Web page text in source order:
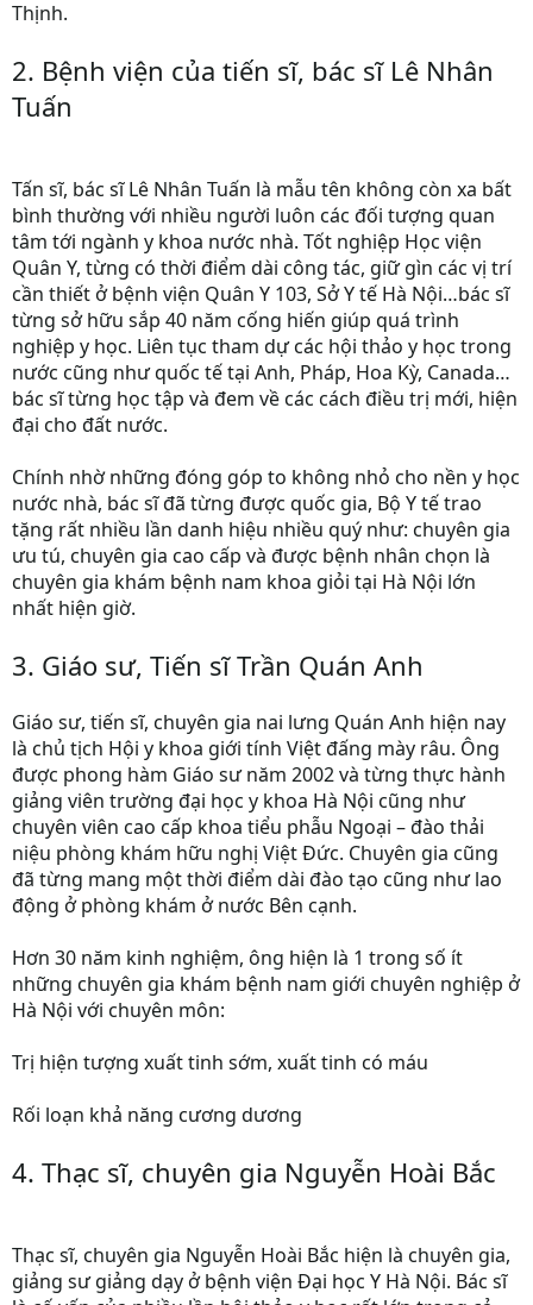
Thịnh.
2. Bệnh viện của tiến sĩ, bác sĩ Lê Nhân
Tuấn
Tấn sĩ, bác sĩ Lê Nhân Tuấn là mẫu tên không còn xa bất
bình thường với nhiều người luôn các đối tượng quan
tâm tới ngành y khoa nước nhà. Tốt nghiệp Học viện
Quân Y, từng có thời điểm dài công tác, giữ gìn các vị trí
cần thiết ở bệnh viện Quân Y 103, Sở Y tế Hà Nội…bác sĩ
từng sở hữu sắp 40 năm cống hiến giúp quá trình
nghiệp y học. Liên tục tham dự các hội thảo y học trong
nước cũng như quốc tế tại Anh, Pháp, Hoa Kỳ, Canada…
bác sĩ từng học tập và đem về các cách điều trị mới, hiện
đại cho đất nước.
Chính nhờ những đóng góp to không nhỏ cho nền y học
nước nhà, bác sĩ đã từng được quốc gia, Bộ Y tế trao
tặng rất nhiều lần danh hiệu nhiều quý như: chuyên gia
ưu tú, chuyên gia cao cấp và được bệnh nhân chọn là
chuyên gia khám bệnh nam khoa giỏi tại Hà Nội lớn
nhất hiện giờ.
3. Giáo sư, Tiến sĩ Trần Quán Anh
Giáo sư, tiến sĩ, chuyên gia nai lưng Quán Anh hiện nay
là chủ tịch Hội y khoa giới tính Việt đấng mày râu. Ông
được phong hàm Giáo sư năm 2002 và từng thực hành
giảng viên trường đại học y khoa Hà Nội cũng như
chuyên viên cao cấp khoa tiểu phẫu Ngoại – đào thải
niệu phòng khám hữu nghị Việt Đức. Chuyên gia cũng
đã từng mang một thời điểm dài đào tạo cũng như lao
động ở phòng khám ở nước Bên cạnh.
Hơn 30 năm kinh nghiệm, ông hiện là 1 trong số ít
những chuyên gia khám bệnh nam giới chuyên nghiệp ở
Hà Nội với chuyên môn:
Trị hiện tượng xuất tinh sớm, xuất tinh có máu
Rối loạn khả năng cương dương
4. Thạc sĩ, chuyên gia Nguyễn Hoài Bắc
Thạc sĩ, chuyên gia Nguyễn Hoài Bắc hiện là chuyên gia,
giảng sư giảng dạy ở bệnh viện Đại học Y Hà Nội. Bác sĩ